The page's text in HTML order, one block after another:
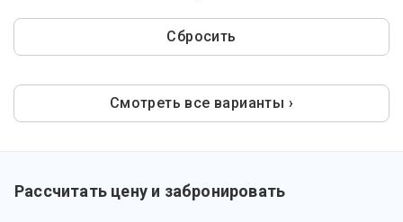
Сбросить
Смотреть все варианты ›
Рассчитать цену и забронировать